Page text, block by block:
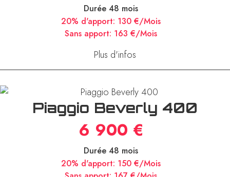
Durée 48 mois
20% d'apport: 130 €/Mois
Sans apport: 163 €/Mois
Plus d'infos
Piaggio Beverly 400
6 900 €
Durée 48 mois
20% d'apport: 150 €/Mois